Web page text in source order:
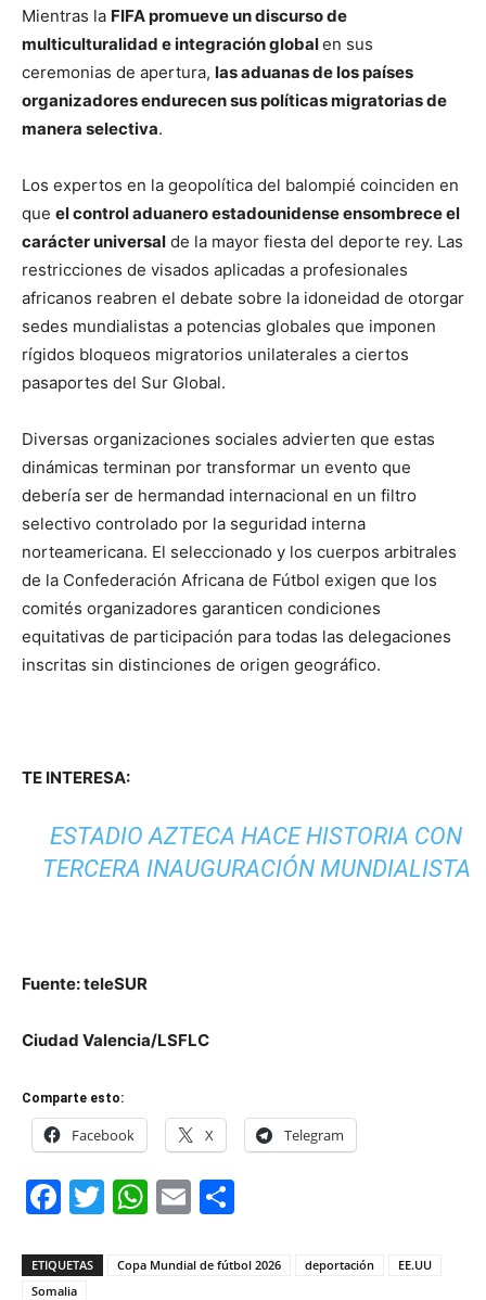
Mientras la FIFA promueve un discurso de
multiculturalidad e integración globalen sus
ceremonias de apertura, las aduanas de los países
organizadores endurecen sus políticas migratorias de
manera selectiva.
Los expertos en la geopolítica del balompié coinciden en
que el control aduanero estadounidense ensombrece el
carácter universal de la mayor fiesta del deporte rey. Las
restricciones de visados aplicadas a profesionales
africanos reabren el debate sobre la idoneidad de otorgar
sedes mundialistas a potencias globales que imponen
rígidos bloqueos migratorios unilaterales a ciertos
pasaportes del Sur Global.
Diversas organizaciones sociales advierten que estas
dinámicas terminan por transformar un evento que
debería ser de hermandad internacional en un filtro
selectivo controlado por la seguridad interna
norteamericana. El seleccionado y los cuerpos arbitrales
de la Confederación Africana de Fútbol exigen que los
comités organizadores garanticen condiciones
equitativas de participación para todas las delegaciones
inscritas sin distinciones de origen geográfico.
TE INTERESA:
ESTADIO AZTECA HACE HISTORIA CON
TERCERA INAUGURACIÓN MUNDIALISTA
Fuente: teleSUR
Ciudad Valencia/LSFLC
Comparte esto:
Facebook X Telegram
Facebook
Twitter
WhatsApp
Email
ETIQUETAS Copa Mundial de fútbol 2026 deportación
EE.UU
Somalia